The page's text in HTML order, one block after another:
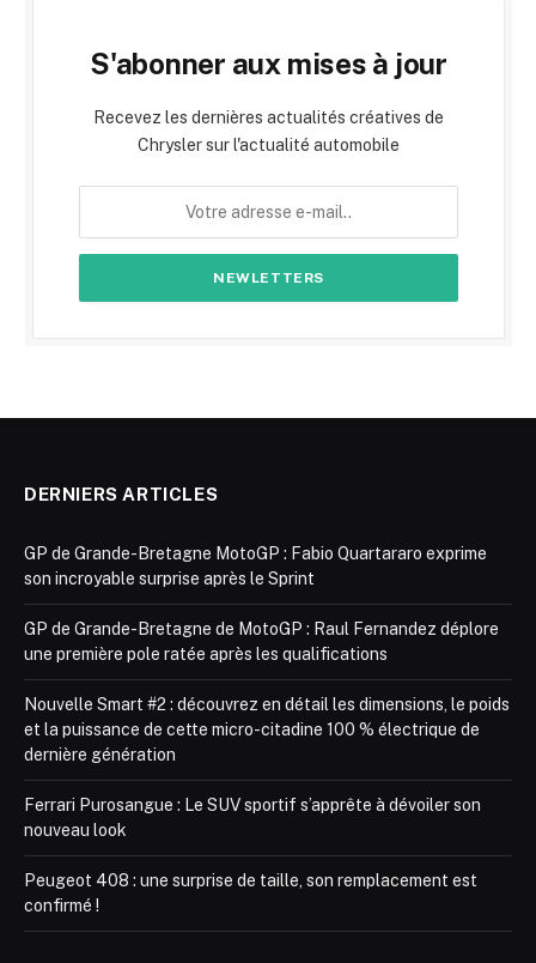
S'abonner aux mises à jour
Recevez les dernières actualités créatives de
Chrysler sur l'actualité automobile
DERNIERS ARTICLES
GP de Grande-Bretagne MotoGP : Fabio Quartararo exprime
son incroyable surprise après le Sprint
GP de Grande-Bretagne de MotoGP : Raul Fernandez déplore
une première pole ratée après les qualifications
Nouvelle Smart #2 : découvrez en détail les dimensions, le poids
et la puissance de cette micro-citadine 100 % électrique de
dernière génération
Ferrari Purosangue : Le SUV sportif s’apprête à dévoiler son
nouveau look
Peugeot 408 : une surprise de taille, son remplacement est
confirmé !